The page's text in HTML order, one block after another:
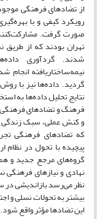
از تضادهای فرهنگی
رویکرد کیفی و با
تهران بودند که از
شدند. گردآوری
نیمه‌ساختاریافته
گردید. داده‌ها نیز با
نتایج تحلیل داده‌ها به
فرهنگ و تضادهای
و کنش عملی، سبک زندگی
که تضادهای فرهنگی
پیچیده با تحول در
گروه‌های مرجع جدید و
نهادی و نیازهای
نظر می‌رسد بازاندیشی در
بیشتر به تحولات نسلی و
این تضادها مؤثر واقع شود.